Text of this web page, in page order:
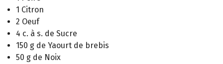
1 Citron
2 Oeuf
4 c. à s. de Sucre
150 g de Yaourt de brebis
50 g de Noix